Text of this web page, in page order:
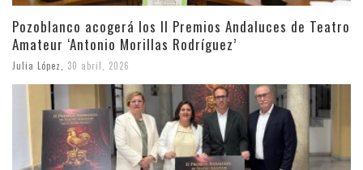
Pozoblanco acogerá los II Premios Andaluces de Teatro
Amateur ‘Antonio Morillas Rodríguez’
Julia López 30 abril, 2026